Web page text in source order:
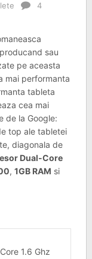
4
sau
pe aceasta
mai performanta
tableta
cea mai
de la Google:
top ale tabletei
diagonala de
Dual-Core
, 1GB RAM si
1.6 Ghz